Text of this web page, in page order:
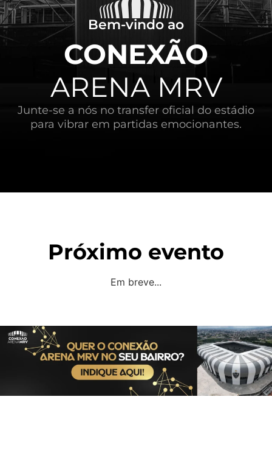
Bem-vindo ao
CONEXÃO
ARENA MRV
Junte-se a nós no transfer oficial do estádio
para vibrar em partidas emocionantes.
Próximo evento
Em breve...